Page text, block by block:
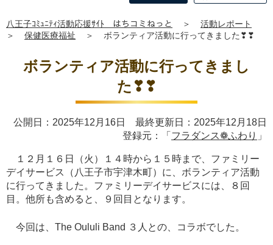
八王子ｺﾐｭﾆﾃｨ活動応援ｻｲﾄ はちコミねっと ＞
活動レポート
＞
保健医療福祉 ＞ ボランティア活動に行ってきました❣❣
ボランティア活動に行ってきまし
た❣❣
公開日：2025年12月16日 最終更新日：2025年12月18日
登録元：「 フラダンス❁ふわり 」
１２月１６日（火）１４時から１５時まで、ファミリー
デイサービス（八王子市宇津木町）に、ボランティア活動
に行ってきました。ファミリーデイサービスには、８回
目。他所も含めると、９回目となります。
今回は、The Oululi Band ３人との、コラボでした。